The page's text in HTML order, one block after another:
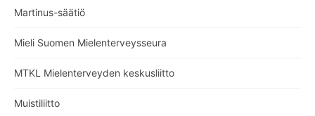
Martinus-säätiö
Mieli Suomen Mielenterveysseura
MTKL Mielenterveyden keskusliitto
Muistiliitto